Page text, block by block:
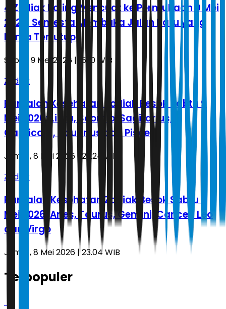
4 Zodiak Paling Mencuat ke Permukaan 9 Mei
2026, Semesta Membuka Jalan Baru yang
Lama Tertutup
Sabtu, 9 Mei 2026 | 15.10 WIB
Zodiak
Ramalan Kesehatan Zodiak Besok Sabtu 9
Mei 2026: Libra, Scorpio, Sagitarius,
Capricorn, Aquarius dan Pisces
Jumat, 8 Mei 2026 | 23.24 WIB
Zodiak
Ramalan Kesehatan Zodiak Besok Sabtu 9
Mei 2026: Aries, Taurus, Gemini, Cancer, Leo
dan Virgo
Jumat, 8 Mei 2026 | 23.04 WIB
Terpopuler
1